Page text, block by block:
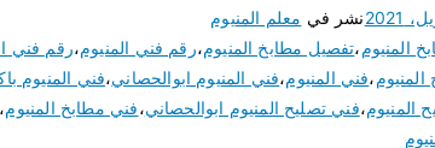
نشر في معلم المنيوم
المنيوم،تفصيل مطابخ المنيوم،رقم فني المنيوم،رقم فني
،فني المنيوم،فني المنيوم ابوالحصاني،فني المنيوم
المنيوم،فني تصليح المنيوم ابوالحصاني،فني مطابخ المنيوم،